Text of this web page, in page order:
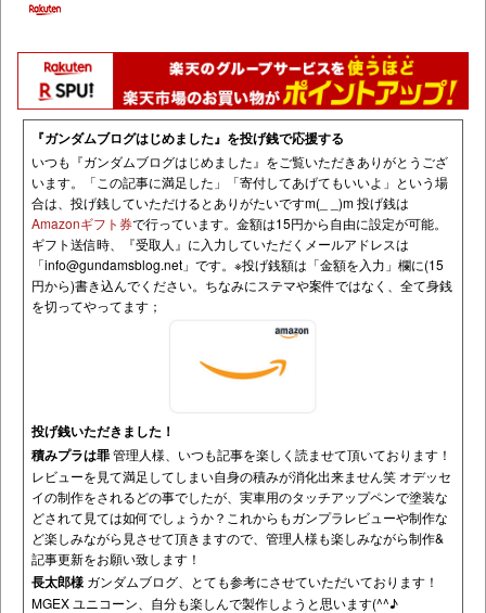
『ガンダムブログはじめました』を投げ銭で応援する
いつも『ガンダムブログはじめました』をご覧いただきありがとうござ
います。「この記事に満足した」「寄付してあげてもいいよ」という場
合は、投げ銭していただけるとありがたいですm(_ _)m 投げ銭は
Amazonギフト券で行っています。金額は15円から自由に設定が可能。
ギフト送信時、『受取人』に入力していただくメールアドレスは
「info@gundamsblog.net 」です。 ※投げ銭額は「金額を入力」欄に(15
円から)書き込んでください。ちなみにステマや案件ではなく、全て身銭
を切ってやってます；
投げ銭いただきました！
積みプラは罪管理人様、いつも記事を楽しく読ませて頂いております！
レビューを見て満足してしまい自身の積みが消化出来ません笑 オデッセ
イの制作をされるどの事でしたが、実車用のタッチアップペンで塗装な
どされて見ては如何でしょうか？これからもガンプラレビューや制作な
ど楽しみながら見させて頂きますので、管理人様も楽しみながら制作&
記事更新をお願い致します！
長太郎様 ガンダムブログ、とても参考にさせていただいております！
MGEX ユニコーン、自分も楽しんで製作しようと思います(^^♪